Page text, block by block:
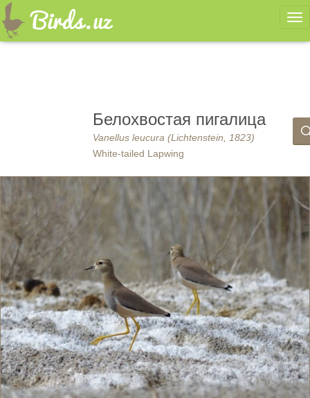
Белохвостая пигалица
Vanellus leucura (Lichtenstein, 1823)
White-tailed Lapwing